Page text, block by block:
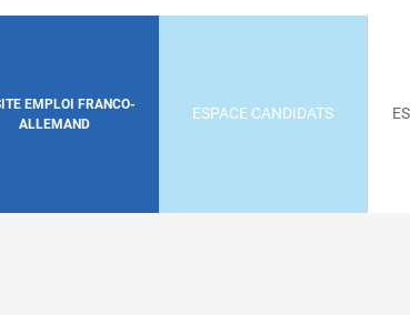
EMPLOI FRANCO-
ALLEMAND
ESPACE CANDIDATS